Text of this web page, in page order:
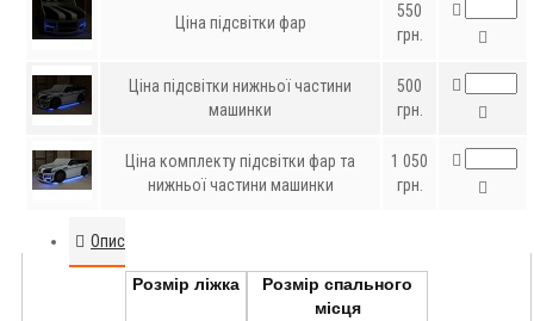
Ціна підсвітки фар
550
грн.
Ціна підсвітки нижньої частини
машинки
500
грн.
Ціна комплекту підсвітки фар та
нижньої частини машинки
1 050
грн.
Опис
Розмір ліжка
Розмір спального
місця